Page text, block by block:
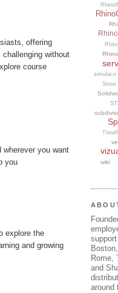
offering
without
course
wherever you want
you
explore the
and growing
Rhino8
simulace
Snow
wiki
Rome,
and
around